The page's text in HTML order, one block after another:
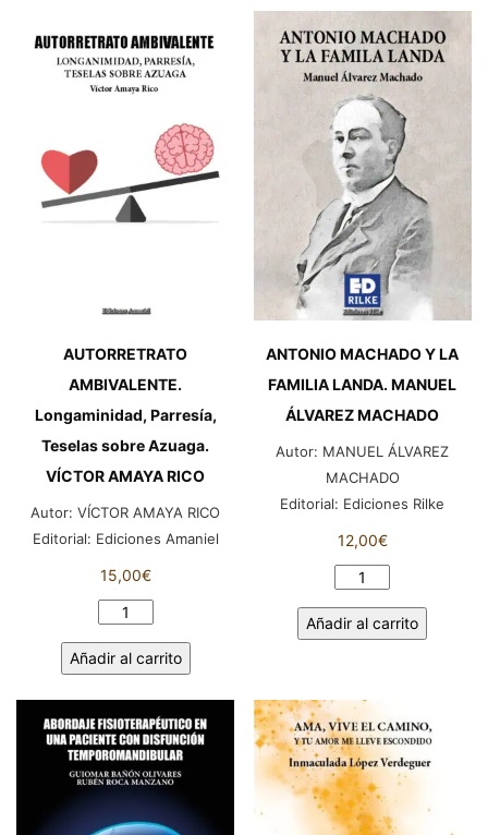
DE
LOS
MACHADO.
MANUEL
ÁLVAREZ
MACHADO
ÁLVAREZ
MACHADO
cantidad
AUTORRETRATO
AMBIVALENTE.
Longaminidad, Parresía,
Teselas sobre Azuaga.
VÍCTOR AMAYA RICO
Autor: VÍCTOR AMAYA RICO
Editorial: Ediciones Amaniel
15,00€
AUTORRETRATO
Longaminidad,
Teselas
sobre
Azuaga.
AMAYA
Añadir al carrito
ANTONIO MACHADO Y LA
FAMILIA LANDA. MANUEL
ÁLVAREZ MACHADO
Autor: MANUEL ÁLVAREZ
MACHADO
Editorial: Ediciones Rilke
12,00€
ANTONIO
Y
LANDA.
MANUEL
ÁLVAREZ
MACHADO
cantidad
Añadir al carrito